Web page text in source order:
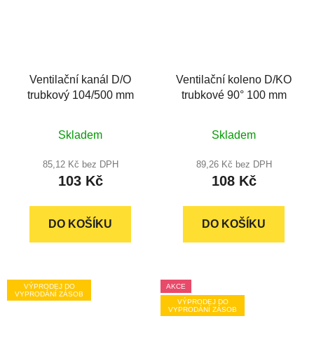
Ventilační kanál D/O
trubkový 104/500 mm
Skladem
85,12 Kč bez DPH
103 Kč
DO KOŠÍKU
Ventilační koleno D/KO
trubkové 90° 100 mm
Skladem
89,26 Kč bez DPH
108 Kč
DO KOŠÍKU
VÝPRODEJ DO
VYPRODÁNÍ ZÁSOB
AKCE
VÝPRODEJ DO
VYPRODÁNÍ ZÁSOB